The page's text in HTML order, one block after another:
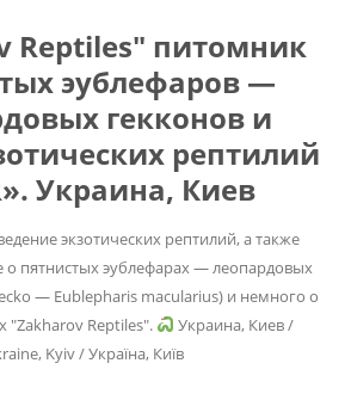
Reptiles" питомник
эублефаров —
гекконов и
рептилий
Украина, Киев
экзотических рептилий, а также
о пятнистых эублефарах — леопардовых
— Eublepharis macularius) и немного о
"Zakharov Reptiles".
Украина, Киев /
Kyiv / Україна, Київ